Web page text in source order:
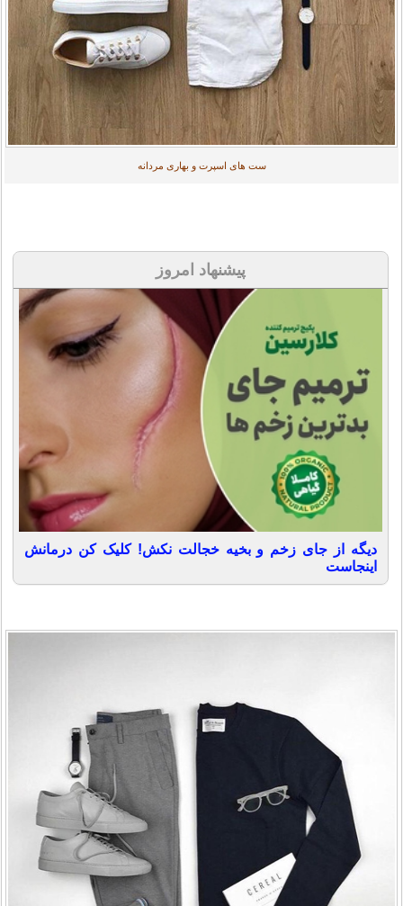
ست های اسپرت و بهاری مردانه
پیشنهاد امروز
دیگه از جای زخم و بخیه خجالت نکش! کلیک کن درمانش
اینجاست